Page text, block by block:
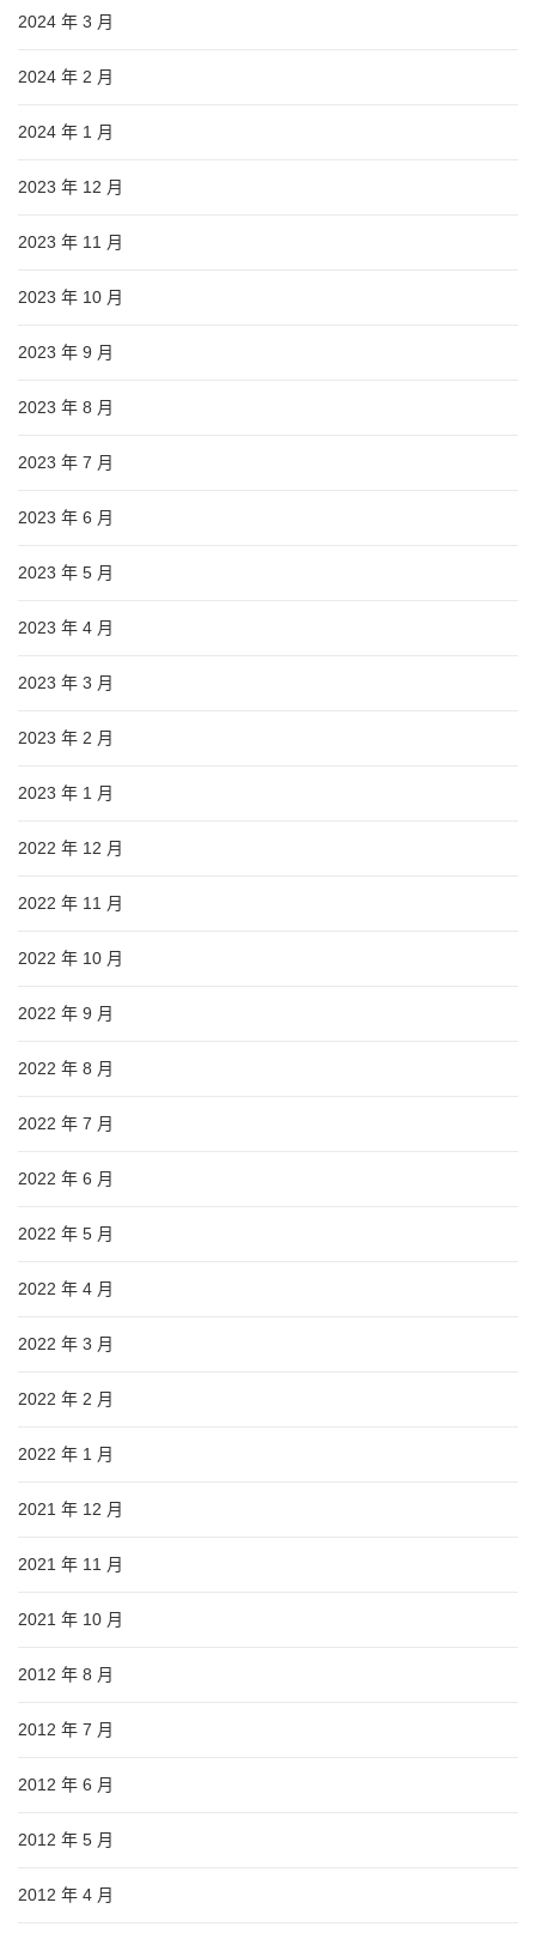
2024 年 3 月
2024 年 2 月
2024 年 1 月
2023 年 12 月
2023 年 11 月
2023 年 10 月
2023 年 9 月
2023 年 8 月
2023 年 7 月
2023 年 6 月
2023 年 5 月
2023 年 4 月
2023 年 3 月
2023 年 2 月
2023 年 1 月
2022 年 12 月
2022 年 11 月
2022 年 10 月
2022 年 9 月
2022 年 8 月
2022 年 7 月
2022 年 6 月
2022 年 5 月
2022 年 4 月
2022 年 3 月
2022 年 2 月
2022 年 1 月
2021 年 12 月
2021 年 11 月
2021 年 10 月
2012 年 8 月
2012 年 7 月
2012 年 6 月
2012 年 5 月
2012 年 4 月